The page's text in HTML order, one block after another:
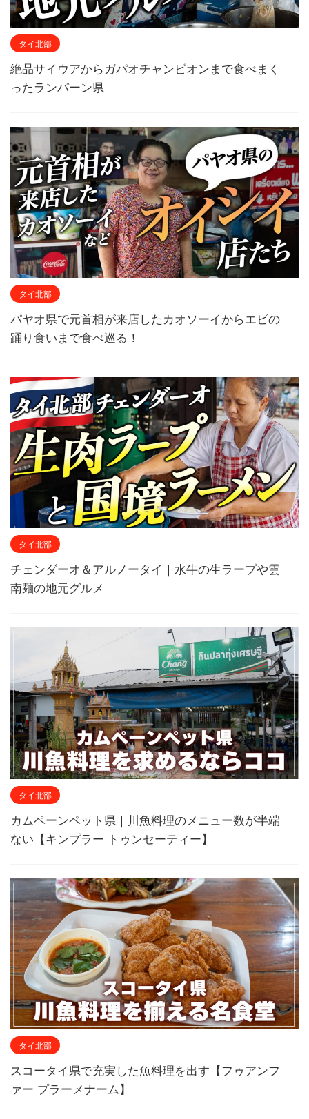
タイ北部
絶品サイウアからガパオチャンピオンまで食べまく
ったランパーン県
タイ北部
パヤオ県で元首相が来店したカオソーイからエビの
踊り食いまで食べ巡る！
タイ北部
チェンダーオ＆アルノータイ｜水牛の生ラープや雲
南麺の地元グルメ
タイ北部
カムペーンペット県｜川魚料理のメニュー数が半端
ない【キンプラー トゥンセーティー】
タイ北部
スコータイ県で充実した魚料理を出す【フゥアンフ
ァー プラーメナーム】